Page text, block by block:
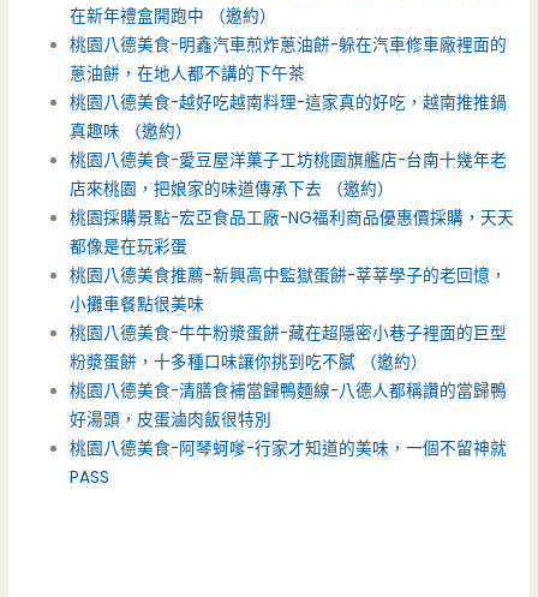
在新年禮盒開跑中 （邀約）
桃園八德美食-明鑫汽車煎炸蔥油餅-躲在汽車修車廠裡面的
蔥油餅，在地人都不講的下午茶
桃園八德美食-越好吃越南料理-這家真的好吃，越南推推鍋
真趣味 （邀約）
桃園八德美食-愛豆屋洋菓子工坊桃園旗艦店-台南十幾年老
店來桃園，把娘家的味道傳承下去 （邀約）
桃園採購景點-宏亞食品工廠-NG福利商品優惠價採購，天天
都像是在玩彩蛋
桃園八德美食推薦-新興高中監獄蛋餅-莘莘學子的老回憶，
小攤車餐點很美味
桃園八德美食-牛牛粉漿蛋餅-藏在超隱密小巷子裡面的巨型
粉漿蛋餅，十多種口味讓你挑到吃不膩 （邀約）
桃園八德美食-清膳食補當歸鴨麵線-八德人都稱讚的當歸鴨
好湯頭，皮蛋滷肉飯很特別
桃園八德美食-阿琴蚵嗲-行家才知道的美味，一個不留神就
PASS